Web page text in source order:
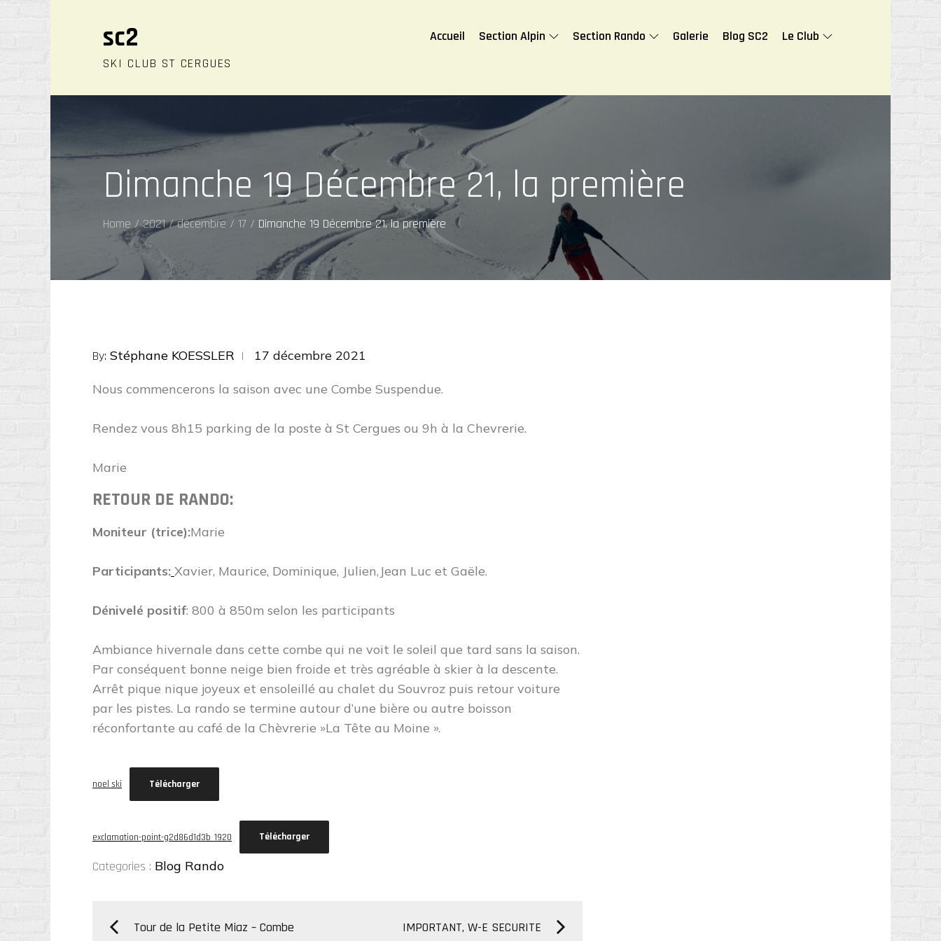
sc2
SKI CLUB ST CERGUES
Accueil Section Alpin Section Rando Galerie Blog SC2 Le Club
Dimanche 19 Décembre 21, la première
Home 2021 décembre 17 Dimanche 19 Décembre 21, la première
By: Stéphane KOESSLER
Posted
17 décembre 2021
Nous commencerons la saison avec une Combe Suspendue.
Rendez vous 8h15 parking de la poste à St Cergues ou 9h à la Chevrerie.
Marie
RETOUR DE RANDO:
Moniteur (trice):Marie
Participants: Xavier, Maurice, Dominique, Julien,Jean Luc et Gaële.
Dénivelé positif: 800 à 850m selon les participants
Ambiance hivernale dans cette combe qui ne voit le soleil que tard sans la saison.
Par conséquent bonne neige bien froide et très agréable à skier à la descente.
Arrêt pique nique joyeux et ensoleillé au chalet du Souvroz puis retour voiture
par les pistes. La rando se termine autour d’une bière ou autre boisson
réconfortante au café de la Chèvrerie »La Tête au Moine ».
noel ski Télécharger
exclamation-point-g2d86d1d3b_1920 Télécharger
Categories
Categories : Blog Rando
Tour de la Petite Miaz – Combe
IMPORTANT, W-E SECURITE